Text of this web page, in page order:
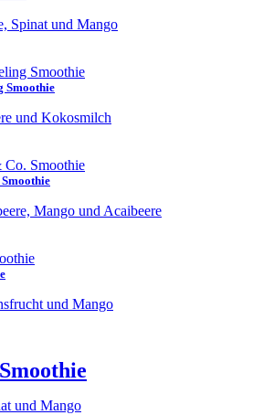
Spinat und Mango
Smoothie
und Kokosmilch
Mango und Acaibeere
und Mango
und Mango